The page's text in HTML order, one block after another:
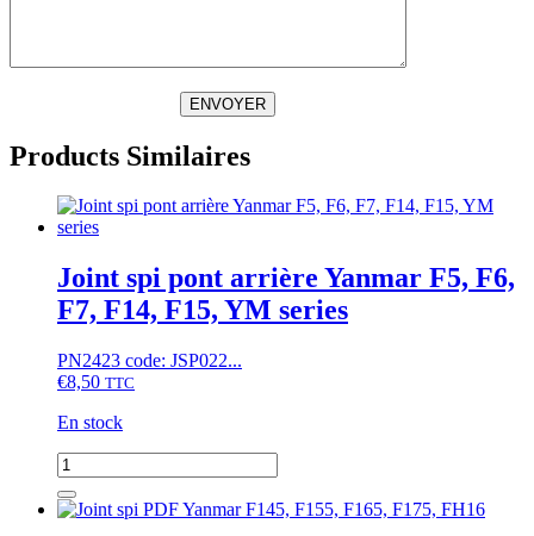
ENVOYER
Products Similaires
Joint spi pont arrière Yanmar F5, F6,
F7, F14, F15, YM series
PN2423 code: JSP022...
€8,50 TTC
En stock
quantité
de
Joint